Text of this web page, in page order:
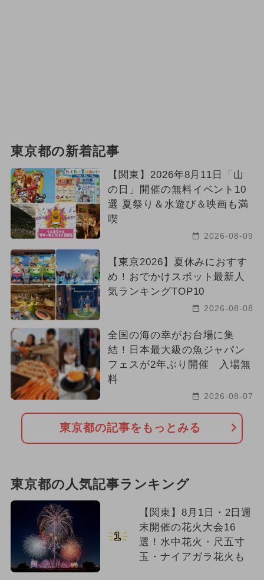
東京都の新着記事
【関東】2026年8月11日「山
の日」開催の無料イベント10
選 夏祭り＆水遊び＆映画も満
喫
2026-08-09
【東京2026】夏休みにおすす
め！おでかけスポット最新人
気ランキングTOP10
2026-08-08
全国の海の幸がお台場に集
結！日本最大級の魚ジャパン
フェスが2年ぶり開催 入場無
料
2026-08-07
東京都の記事をもっとみる
東京都の人気記事ランキング
1
【関東】8月1日・2日週
末開催の花火大会16
選！水中花火・尺五寸
玉・ナイアガラ花火も